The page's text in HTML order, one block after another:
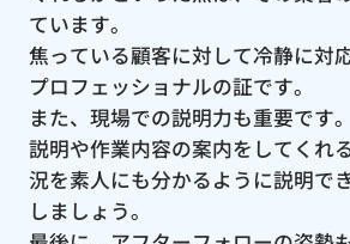
ています。
焦っている顧客に対して冷静に対
プロフェッショナルの証です。
また、現場での説明力も重要です
説明や作業内容の案内をしてくれ
況を素人にも分かるように説明で
しましょう。